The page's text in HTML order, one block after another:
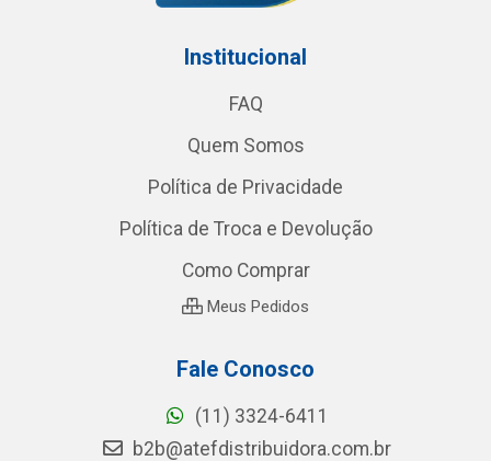
Institucional
FAQ
Quem Somos
Política de Privacidade
Política de Troca e Devolução
Como Comprar
Meus Pedidos
Fale Conosco
(11) 3324-6411
b2b@atefdistribuidora.com.br